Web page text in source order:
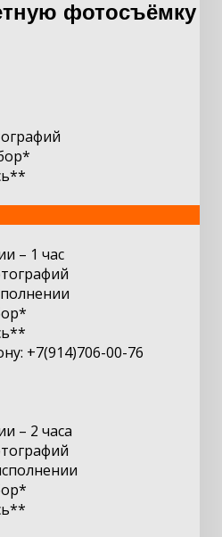
фотосъёмку
– 1 час
+7(914)706-00-76
– 2 часа